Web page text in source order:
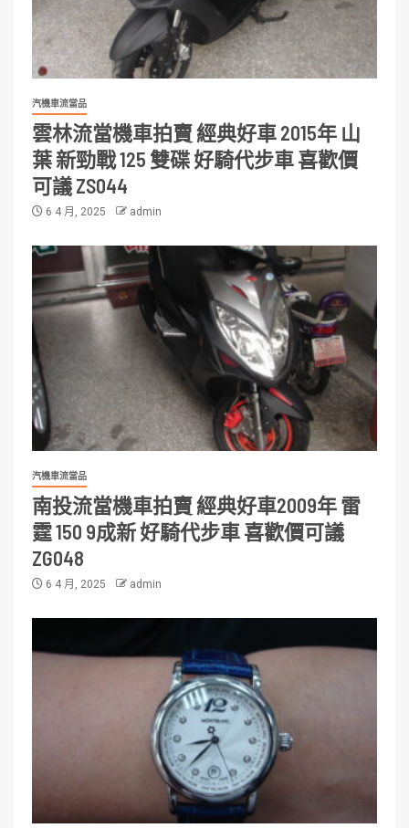
汽機車流當品
雲林流當機車拍賣 經典好車 2015年 山
葉 新勁戰 125 雙碟 好騎代步車 喜歡價
可議 ZS044
6 4 月, 2025 admin
汽機車流當品
南投流當機車拍賣 經典好車2009年 雷
霆 150 9成新 好騎代步車 喜歡價可議
ZG048
6 4 月, 2025 admin